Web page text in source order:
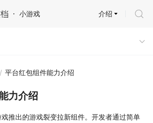
小游戏 介绍
/ 平台红包组件能力介绍
力介绍
推出的游戏裂变拉新组件。开发者通过简单